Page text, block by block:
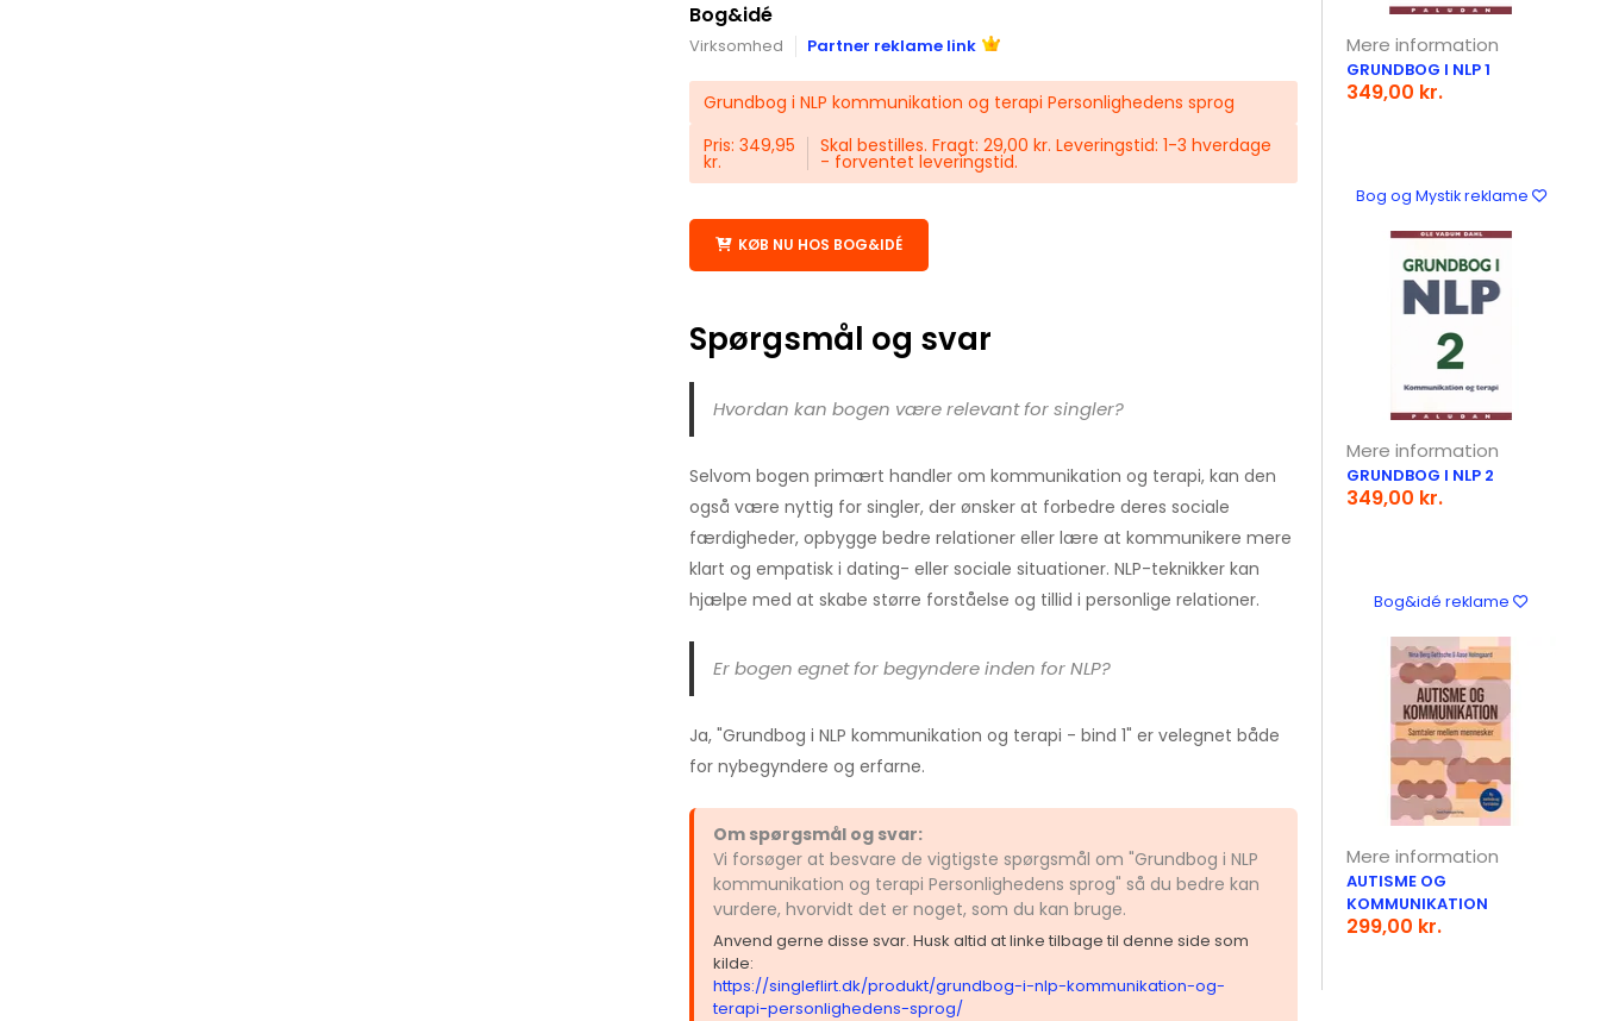
Bog&idé
Virksomhed Partner reklame link
Grundbog i NLP kommunikation og terapi Personlighedens sprog
Pris: 349,95
kr.
Skal bestilles. Fragt: 29,00 kr. Leveringstid: 1-3 hverdage
- forventet leveringstid.
KØB NU HOS BOG&IDÉ
Spørgsmål og svar
Hvordan kan bogen være relevant for singler?
Selvom bogen primært handler om kommunikation og terapi, kan den
også være nyttig for singler, der ønsker at forbedre deres sociale
færdigheder, opbygge bedre relationer eller lære at kommunikere mere
klart og empatisk i dating- eller sociale situationer. NLP-teknikker kan
hjælpe med at skabe større forståelse og tillid i personlige relationer.
Er bogen egnet for begyndere inden for NLP?
Ja, "Grundbog i NLP kommunikation og terapi - bind 1" er velegnet både
for nybegyndere og erfarne.
Om spørgsmål og svar:
Vi forsøger at besvare de vigtigste spørgsmål om "Grundbog i NLP
kommunikation og terapi Personlighedens sprog" så du bedre kan
vurdere, hvorvidt det er noget, som du kan bruge.
Anvend gerne disse svar. Husk altid at linke tilbage til denne side som
kilde:
https://singleflirt.dk/produkt/grundbog-i-nlp-kommunikation-og-
terapi-personlighedens-sprog/
Mere information
GRUNDBOG I NLP 1
349,00 kr.
Bog og Mystik reklame
Mere information
GRUNDBOG I NLP 2
349,00 kr.
Bog&idé reklame
Mere information
AUTISME OG
KOMMUNIKATION
299,00 kr.